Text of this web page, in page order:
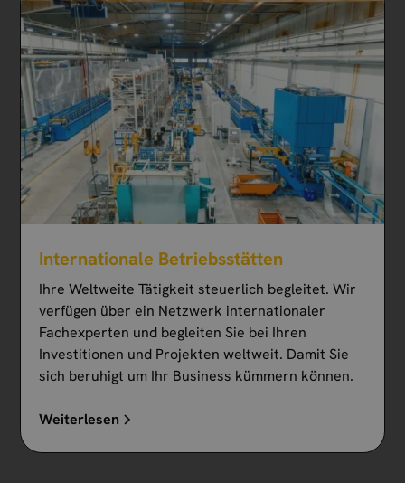
Internationale Betriebsstätten
Ihre Weltweite Tätigkeit steuerlich begleitet. Wir
verfügen über ein Netzwerk internationaler
Fachexperten und begleiten Sie bei Ihren
Investitionen und Projekten weltweit. Damit Sie
sich beruhigt um Ihr Business kümmern können.
Weiterlesen